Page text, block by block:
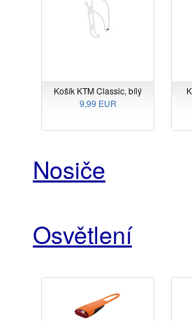
Košík KTM Classic, bílý
9,99 EUR
Nosiče
Osvětlení